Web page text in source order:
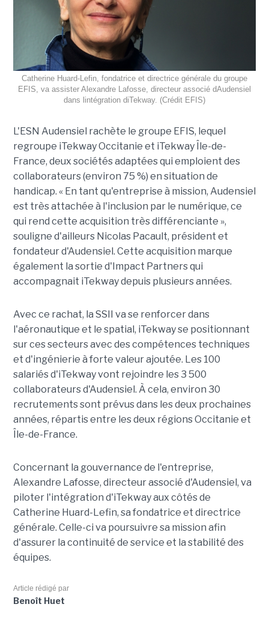
Catherine Huard-Lefin, fondatrice et directrice générale du groupe
EFIS, va assister Alexandre Lafosse, directeur associé dAudensiel
dans lintégration diTekway. (Crédit EFIS)
L'ESN Audensiel rachète le groupe EFIS, lequel
regroupe iTekway Occitanie et iTekway Île-de-
France, deux sociétés adaptées qui emploient des
collaborateurs (environ 75 %) en situation de
handicap. « En tant qu'entreprise à mission, Audensiel
est très attachée à l'inclusion par le numérique, ce
qui rend cette acquisition très différenciante »,
souligne d'ailleurs Nicolas Pacault, président et
fondateur d'Audensiel. Cette acquisition marque
également la sortie d'Impact Partners qui
accompagnait iTekway depuis plusieurs années.
Avec ce rachat, la SSII va se renforcer dans
l'aéronautique et le spatial, iTekway se positionnant
sur ces secteurs avec des compétences techniques
et d'ingénierie à forte valeur ajoutée. Les 100
salariés d'iTekway vont rejoindre les 3 500
collaborateurs d'Audensiel. À cela, environ 30
recrutements sont prévus dans les deux prochaines
années, répartis entre les deux régions Occitanie et
Île-de-France.
Concernant la gouvernance de l'entreprise,
Alexandre Lafosse, directeur associé d'Audensiel, va
piloter l'intégration d'iTekway aux côtés de
Catherine Huard-Lefin, sa fondatrice et directrice
générale. Celle-ci va poursuivre sa mission afin
d'assurer la continuité de service et la stabilité des
équipes.
Article rédigé par
Benoît Huet